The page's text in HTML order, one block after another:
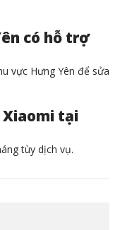
có hỗ trợ
vực Hưng Yên để sửa
tại
tùy dịch vụ.